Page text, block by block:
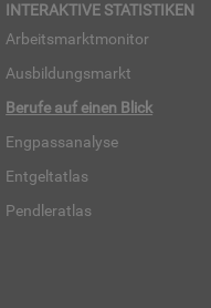
IN­TER­AK­TI­VE STA­TIS­TI­KEN
Ar­beits­markt­mo­ni­tor
Aus­bil­dungs­markt
Be­ru­fe auf einen Blick
Eng­pass­ana­ly­se
Ent­gel­t­at­las
Pend­ler­at­las